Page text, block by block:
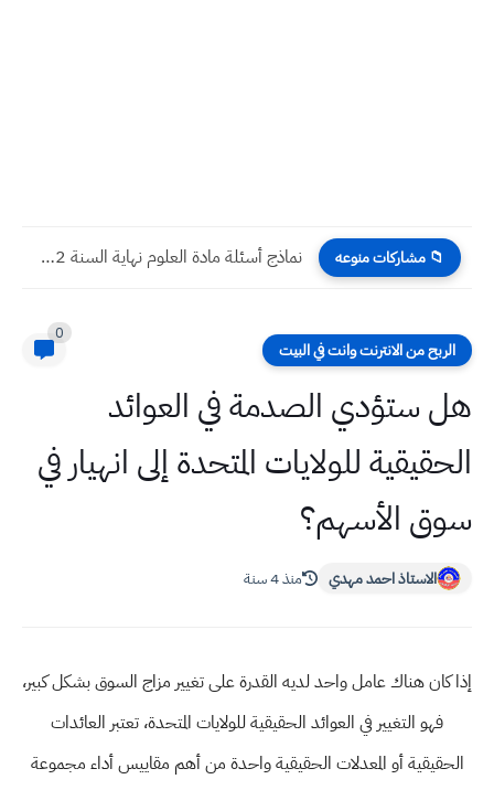
📁 مشاركات منوعه نماذج أسئلة مادة العلوم نهاية السنة 2022 الخامس الابتدائي
الربح من الانترنت وانت في البيت
0
هل ستؤدي الصدمة في العوائد
الحقيقية للولايات المتحدة إلى انهيار في
سوق الأسهم؟
الاستاذ احمد مهدي منذ 4 سنة
إذا كان هناك عامل واحد لديه القدرة على تغيير مزاج السوق بشكل كبير،
فهو التغيير في العوائد الحقيقية للولايات المتحدة، تعتبر العائدات
الحقيقية أو المعدلات الحقيقية واحدة من أهم مقاييس أداء مجموعة